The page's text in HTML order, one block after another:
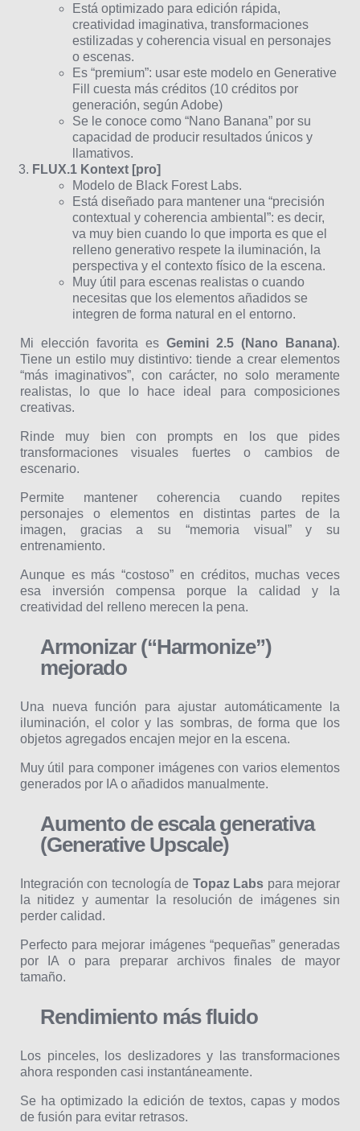
Está optimizado para edición rápida,
creatividad imaginativa, transformaciones
estilizadas y coherencia visual en personajes
o escenas.
Es “premium”: usar este modelo en Generative
Fill cuesta más créditos (10 créditos por
generación, según Adobe)
Se le conoce como “Nano Banana” por su
capacidad de producir resultados únicos y
llamativos.
FLUX.1 Kontext [pro]
Modelo de Black Forest Labs.
Está diseñado para mantener una “precisión
contextual y coherencia ambiental”: es decir,
va muy bien cuando lo que importa es que el
relleno generativo respete la iluminación, la
perspectiva y el contexto físico de la escena.
Muy útil para escenas realistas o cuando
necesitas que los elementos añadidos se
integren de forma natural en el entorno.
Mi elección favorita es Gemini 2.5 (Nano Banana).
Tiene un estilo muy distintivo: tiende a crear elementos
“más imaginativos”, con carácter, no solo meramente
realistas, lo que lo hace ideal para composiciones
creativas.
Rinde muy bien con prompts en los que pides
transformaciones visuales fuertes o cambios de
escenario.
Permite mantener coherencia cuando repites
personajes o elementos en distintas partes de la
imagen, gracias a su “memoria visual” y su
entrenamiento.
Aunque es más “costoso” en créditos, muchas veces
esa inversión compensa porque la calidad y la
creatividad del relleno merecen la pena.
Armonizar (“Harmonize”)
mejorado
Una nueva función para ajustar automáticamente la
iluminación, el color y las sombras, de forma que los
objetos agregados encajen mejor en la escena.
Muy útil para componer imágenes con varios elementos
generados por IA o añadidos manualmente.
Aumento de escala generativa
(Generative Upscale)
Integración con tecnología de Topaz Labs para mejorar
la nitidez y aumentar la resolución de imágenes sin
perder calidad.
Perfecto para mejorar imágenes “pequeñas” generadas
por IA o para preparar archivos finales de mayor
tamaño.
Rendimiento más fluido
Los pinceles, los deslizadores y las transformaciones
ahora responden casi instantáneamente.
Se ha optimizado la edición de textos, capas y modos
de fusión para evitar retrasos.